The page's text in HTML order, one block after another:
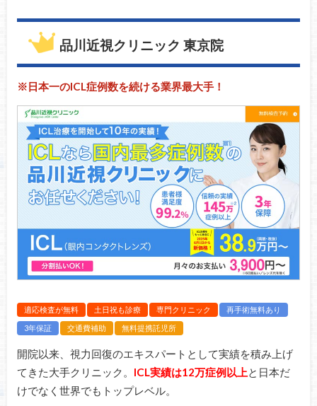
品川近視クリニック 東京院
※日本一のICL症例数を続ける業界最大手！
適応検査が無料 土日祝も診療 専門クリニック
再手術無料あり
3年保証
交通費補助 無料提携託児所
開院以来、視力回復のエキスパートとして実績を積み上げ
てきた大手クリニック。 ICL実績は12万症例以上と日本だ
けでなく世界でもトップレベル。